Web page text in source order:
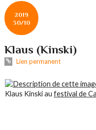
2019
30/10
Klaus (Kinski)
Lien permanent
Klaus Kinski aufestival de